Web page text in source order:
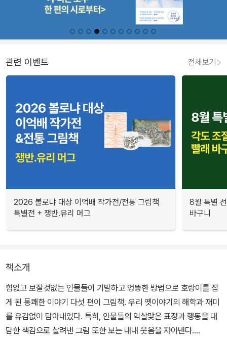
관련 이벤트 전체보기
2026 볼로냐 대상 이억배 작가전/전통 그림책
특별전 + 쟁반.유리 머그
8월 특별
바구니
책소개
힘없고 보잘것없는 인물들이 기발하고 엉뚱한 방법으로 호랑이를 잡
게 된 통쾌한 이야기 다섯 편이 그림책. 우리 옛이야기의 해학과 재미
를 유감없이 담아내었다. 특히, 인물들의 익살맞은 표정과 행동을 대
담한 색감으로 살려낸 그림 또한 보는 내내 웃음을 자아낸다.